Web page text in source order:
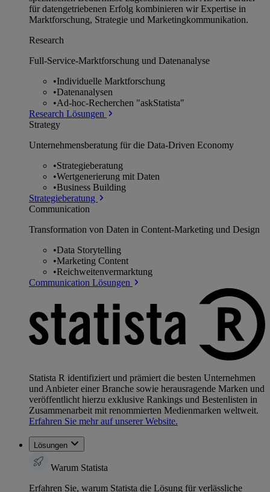
für datengetriebenen Erfolg kombinieren wir Expertise in
Marktforschung, Strategie und Marketingkommunikation.
Research
Full-Service-Marktforschung und Datenanalyse
•Individuelle Marktforschung
•Datenanalysen
•Ad-hoc-Recherchen "askStatista"
Research Lösungen
Strategy
Unternehmens­beratung für die Data-Driven Economy
•Strategieberatung
•Wertgenerierung mit Daten
•Business Building
Strategieberatung
Communication
Transformation von Daten in Content-Marketing und Design
•Data Storytelling
•Marketing Content
•Reichweitenvermarktung
Communication Lösungen
Statista R identifiziert und prämiert die besten Unternehmen
und Anbieter einer Branche sowie herausragende Marken und
veröffentlicht hierzu exklusive Rankings und Bestenlisten in
Zusammenarbeit mit renommierten Medienmarken weltweit.
Erfahren Sie mehr auf unserer Website.
Lösungen
Warum Statista
Erfahren Sie, warum Statista die Lösung für verlässliche